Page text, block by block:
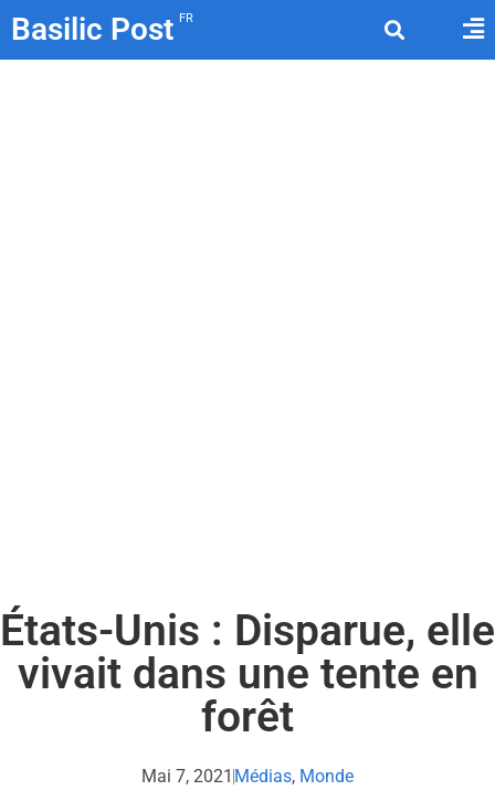
Basilic Post FR
États-Unis : Disparue, elle
vivait dans une tente en
forêt
Mai 7, 2021 Médias, Monde